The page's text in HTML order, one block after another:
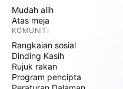
Mudah alih
Atas meja
KOMUNITI
Rangkaian sosial
Dinding Kasih
Rujuk rakan
Program pencipta